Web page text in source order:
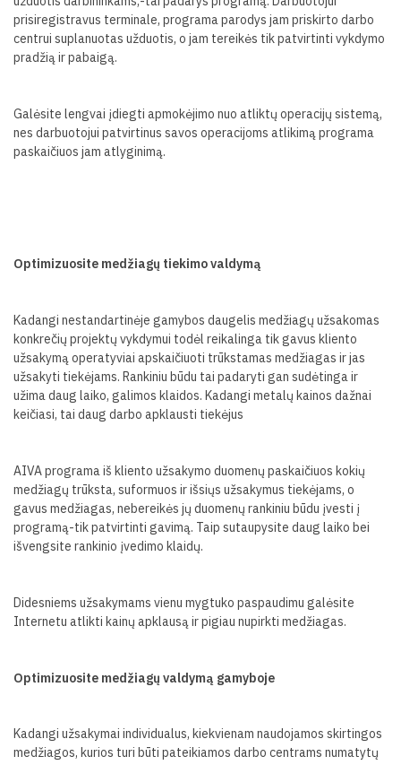
prisiregistravus terminale, programa parodys jam priskirto darbo
centrui suplanuotas užduotis, o jam tereikės tik patvirtinti vykdymo
pradžią ir pabaigą.
Galėsite lengvai įdiegti apmokėjimo nuo atliktų operacijų sistemą,
nes darbuotojui patvirtinus savos operacijoms atlikimą programa
paskaičiuos jam atlyginimą.
Optimizuosite medžiagų tiekimo valdymą
Kadangi nestandartinėje gamybos daugelis medžiagų užsakomas
konkrečių projektų vykdymui todėl reikalinga tik gavus kliento
užsakymą operatyviai apskaičiuoti trūkstamas medžiagas ir jas
užsakyti tiekėjams. Rankiniu būdu tai padaryti gan sudėtinga ir
užima daug laiko, galimos klaidos. Kadangi metalų kainos dažnai
keičiasi, tai daug darbo apklausti tiekėjus
AIVA programa iš kliento užsakymo duomenų paskaičiuos kokių
medžiagų trūksta, suformuos ir išsiųs užsakymus tiekėjams, o
gavus medžiagas, nebereikės jų duomenų rankiniu būdu įvesti į
programą-tik patvirtinti gavimą. Taip sutaupysite daug laiko bei
išvengsite rankinio įvedimo klaidų.
Didesniems užsakymams vienu mygtuko paspaudimu galėsite
Internetu atlikti kainų apklausą ir pigiau nupirkti medžiagas.
Optimizuosite medžiagų valdymą gamyboje
Kadangi užsakymai individualus, kiekvienam naudojamos skirtingos
medžiagos, kurios turi būti pateikiamos darbo centrams numatytų